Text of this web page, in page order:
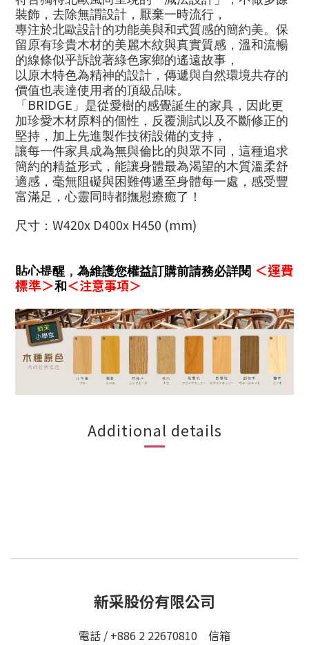
裝飾，去除無謂設計，厭棄一時流行，
專注於北歐設計的功能美與和式質感的簡約美。保
留原有珍貴木材的美麗木紋與真實質感，溫和流暢
的線條似乎訴說著綠色家鄉的遙遠故事，
以原木特色為精神的設計，傳遞與自然環境共存的
價值也表達使用者的頂級品味。
「 BRIDGE 」是從愛樹的感覺誕生的家具，因此更
加珍愛木材原料的個性，反覆測試以及不斷修正的
堅持，加上先進製作技術設備的支持，
讓每一件家具成為無與倫比的與眾不同，這種追求
簡約的精益形式，能讓身體最為渴望的木質溫柔舒
適感，毫無阻礙與困難傳遞至身體每一處，感受豐
富滿足，心靈同時都撫慰療癒了！
尺寸： W420x D400x H450 (mm)
貼心提醒 ， 為維護您權益訂購前請務必詳閱 ＜運費
標準＞和＜注意事項＞
Additional details
新采股份有限公司
電話 / +886 2 22670810 信箱